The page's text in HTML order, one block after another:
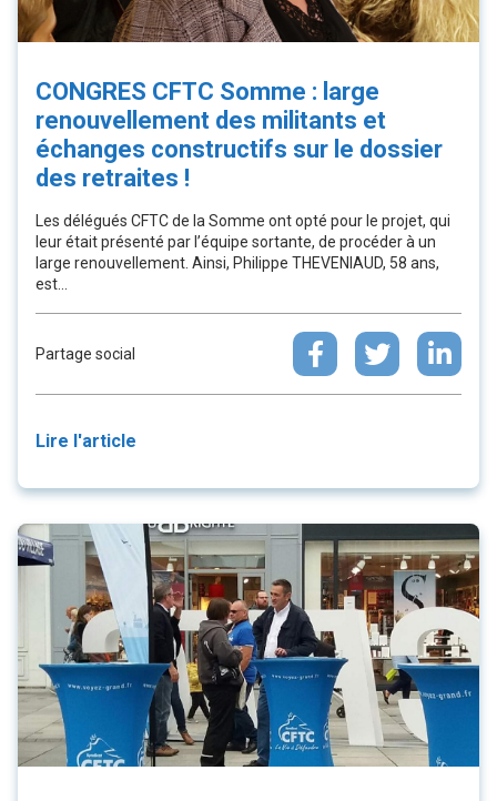
CONGRES CFTC Somme : large
renouvellement des militants et
échanges constructifs sur le dossier
des retraites !
Les délégués CFTC de la Somme ont opté pour le projet, qui
leur était présenté par l’équipe sortante, de procéder à un
large renouvellement. Ainsi, Philippe THEVENIAUD, 58 ans,
est...
Partage social
Lire l'article